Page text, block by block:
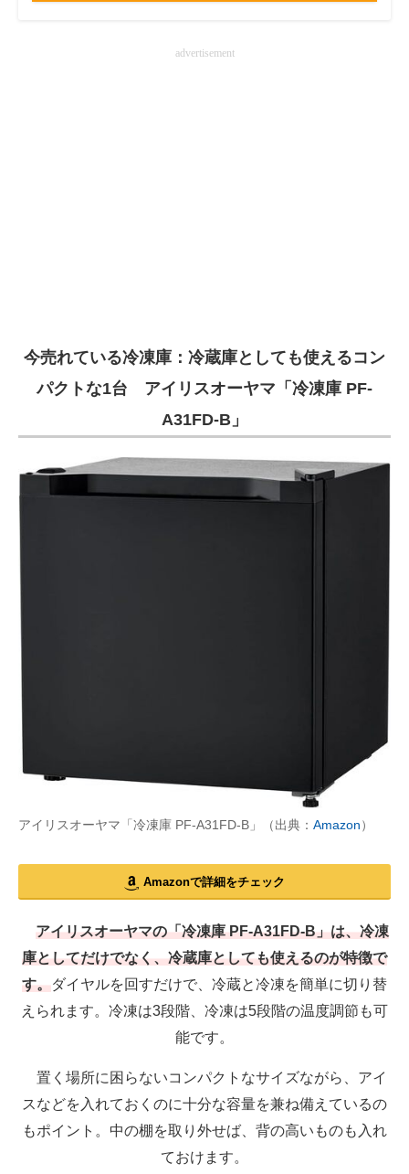
advertisement
今売れている冷凍庫：冷蔵庫としても使えるコン
パクトな1台 アイリスオーヤマ「冷凍庫 PF-
A31FD-B」
アイリスオーヤマ「冷凍庫 PF-A31FD-B」（出典： Amazon）
Amazonで詳細をチェック
アイリスオーヤマの「冷凍庫 PF-A31FD-B」は、冷凍
庫としてだけでなく、冷蔵庫としても使えるのが特徴で
す。ダイヤルを回すだけで、冷蔵と冷凍を簡単に切り替
えられます。冷凍は3段階、冷凍は5段階の温度調節も可
能です。
置く場所に困らないコンパクトなサイズながら、アイ
スなどを入れておくのに十分な容量を兼ね備えているの
もポイント。中の棚を取り外せば、背の高いものも入れ
ておけます。